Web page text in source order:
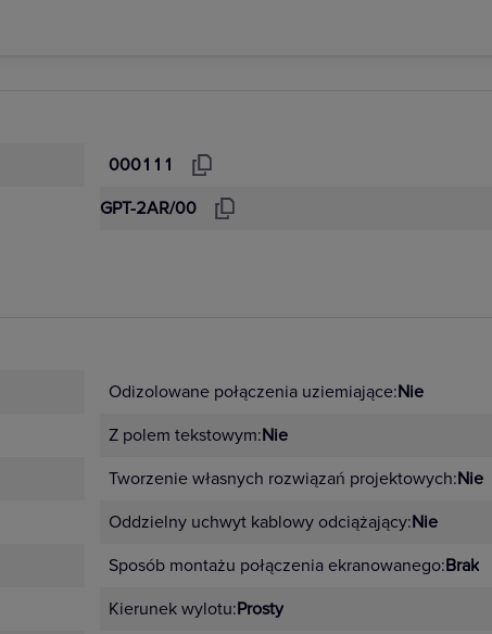
000111
GPT-2AR/00
Odizolowane połączenia uziemiające:Nie
Z polem tekstowym:Nie
Tworzenie własnych rozwiązań projektowych:Nie
Oddzielny uchwyt kablowy odciążający:Nie
Sposób montażu połączenia ekranowanego:Brak
Kierunek wylotu:Prosty